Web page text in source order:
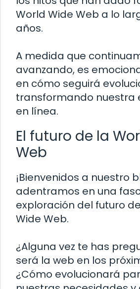
World Wide Web a lo
años.
A medida que
avanzando, es
en cómo seguirá
transformando nuestra
en línea.
El futuro de la
Web
¡Bienvenidos a nuestro
adentramos en una
exploración del futuro
Wide Web.
¿Alguna vez te has
será la web en los
¿Cómo evolucionará